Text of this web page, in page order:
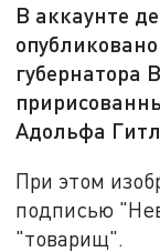
В аккаунте
губернатора
Адольфа
При этом
подписью
"товарищ".